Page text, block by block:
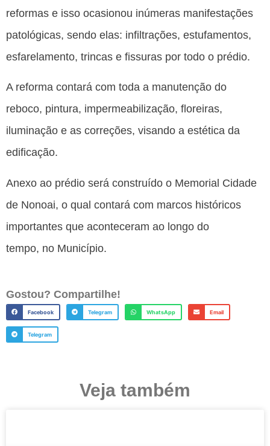
reformas e isso ocasionou inúmeras manifestações
patológicas, sendo elas: infiltrações, estufamentos,
esfarelamento, trincas e fissuras por todo o prédio.
A reforma contará com toda a manutenção do
reboco, pintura, impermeabilização, floreiras,
iluminação e as correções, visando a estética da
edificação.
Anexo ao prédio será construído o Memorial Cidade
de Nonoai, o qual contará com marcos históricos
importantes que aconteceram ao longo do
tempo, no Município.
Gostou? Compartilhe!
Facebook Telegram WhatsApp Email
Telegram
Veja também